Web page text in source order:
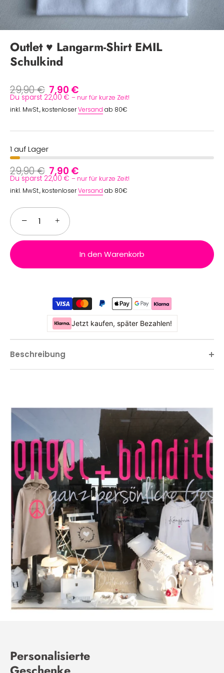
Outlet ♥ Langarm-Shirt EMIL
Schulkind
29,90 € 7,90 €
Du sparst 22,00 € – nur für kurze Zeit!
inkl. MwSt., kostenloserVersand ab 80€
1 auf Lager
29,90 € 7,90 €
Du sparst 22,00 € – nur für kurze Zeit!
inkl. MwSt., kostenloserVersand ab 80€
− +
In den Warenkorb
Jetzt kaufen, später Bezahlen!
Beschreibung
Personalisierte